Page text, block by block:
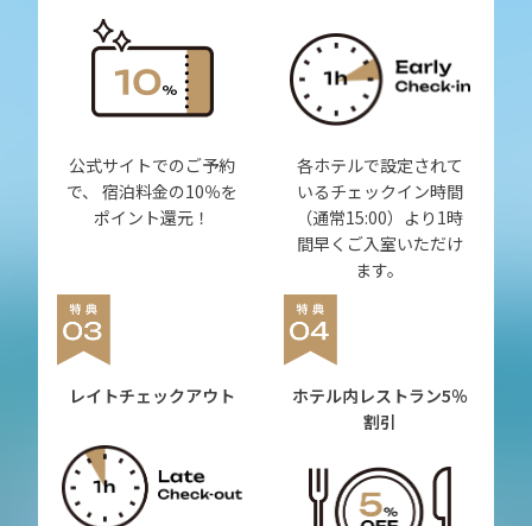
公式サイトでのご予約
で、 宿泊料金の10％を
ポイント還元！
各ホテルで設定されて
いるチェックイン時間
（通常15:00）より1時
間早くご入室いただけ
ます。
レイトチェックアウト ホテル内レストラン5％
割引